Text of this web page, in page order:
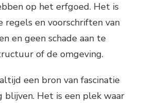
op het erfgoed. Het is
regels en voorschriften van
en geen schade aan te
of de omgeving.
een bron van fascinatie
blijven. Het is een plek waar